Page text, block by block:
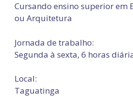
Cursando ensino superior em
ou Arquitetura
Jornada de trabalho:
Segunda à sexta, 6 horas
Local:
Taguatinga